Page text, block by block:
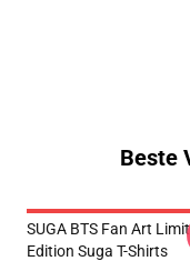
Beste
SUGA BTS Fan Art
Edition Suga T-Shirts